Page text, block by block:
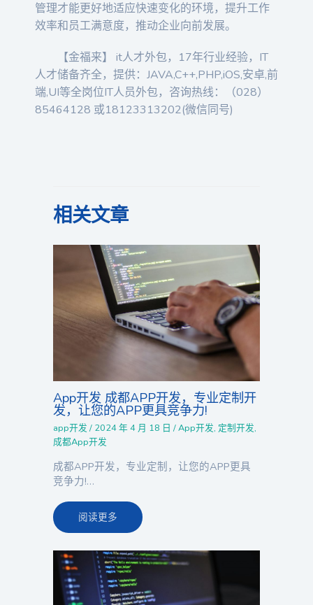
管理才能更好地适应快速变化的环境，提升工作
效率和员工满意度，推动企业向前发展。
【金福来】 it人才外包，17年行业经验，IT
人才储备齐全，提供：JAVA,C++,PHP,iOS,安卓,前
端,UI等全岗位IT人员外包，咨询热线：（028）
85464128 或18123313202(微信同号)
相关文章
App开发 成都APP开发，专业定制开
发，让您的APP更具竞争力!
app开发 / 2024 年 4 月 18 日/App开发, 定制开发,
成都App开发
成都APP开发，专业定制，让您的APP更具
竞争力!…
阅读更多